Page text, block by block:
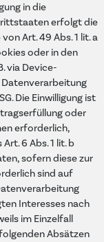
in die
erfolgt die
Art. 49 Abs. 1 lit. a
oder in den
via Device-
Die Einwilligung ist
oder
erforderlich,
6 Abs. 1 lit. b
sofern diese zur
sind auf
Interesses nach
im Einzelfall
Absätzen